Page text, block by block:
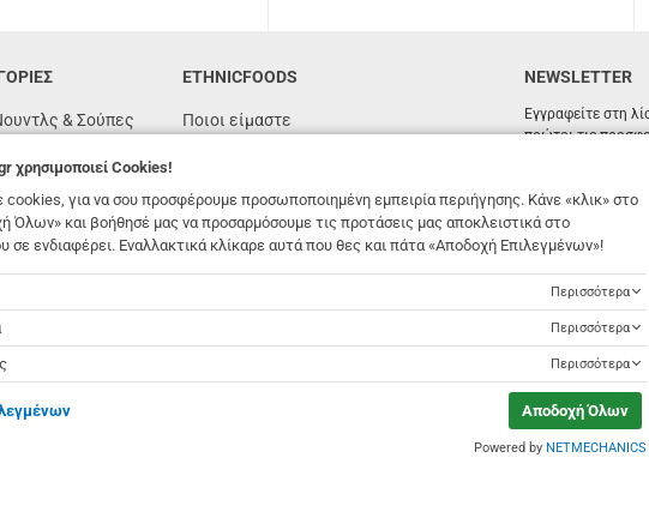
& Σούπες
ETHNICFOODS
Ποιοι είμαστε
Συνταγές
Όροι χρήσης
NEWSLETTER
Εγγραφείτε στη
πρώτοι τις
Email
Έχω
χρησιμοποιεί Cookies!
cookies, για να σου προσφέρουμε προσωποποιημένη εμπειρία περιήγησης. Κάνε «κλικ» στο
Όλων» και βοήθησέ μας να προσαρμόσουμε τις προτάσεις μας αποκλειστικά στο
σε ενδιαφέρει. Εναλλακτικά κλίκαρε αυτά που θες και πάτα «Αποδοχή Επιλεγμένων»!
Περισσότερα
Περισσότερα
Περισσότερα
Αποδοχή Όλων
Powered by NETMECHANICS